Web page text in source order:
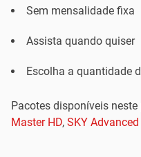
Sem mensalidade fixa
Assista quando quiser
Escolha a quantidade
Pacotes disponíveis neste
Master HD, SKY Advanced